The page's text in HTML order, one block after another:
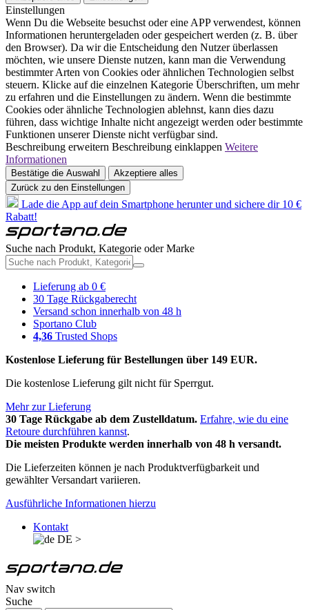
Einstellungen
Wenn Du die Webseite besuchst oder eine APP verwendest, können
Informationen heruntergeladen oder gespeichert werden (z. B. über
den Browser). Da wir die Entscheidung den Nutzer überlassen
möchten, wie unsere Dienste nutzen, kann man die Verwendung
bestimmter Arten von Cookies oder ähnlichen Technologien selbst
steuern. Klicke auf die einzelnen Kategorie Überschriften, um mehr
zu erfahren und die Einstellungen zu ändern. Wenn die bestimmte
Cookies oder ähnliche Technologien ablehnst, kann dies dazu
führen, dass wichtige Inhalte nicht angezeigt werden oder bestimmte
Funktionen unserer Dienste nicht verfügbar sind.
Beschreibung erweitern Beschreibung einklappen Weitere
Informationen
Bestätige die Auswahl
Akzeptiere alles
Zurück zu den Einstellungen
Lade die App auf dein Smartphone herunter und sichere dir 10 €
Rabatt!
Suche nach Produkt, Kategorie oder Marke
Lieferung ab 0 €
30 Tage Rückgaberecht
Versand schon innerhalb von 48 h
Sportano Club
4,36 Trusted Shops
Kostenlose Lieferung für Bestellungen über 149 EUR.
Die kostenlose Lieferung gilt nicht für Sperrgut.
Mehr zur Lieferung
30 Tage Rückgabe ab dem Zustelldatum. Erfahre, wie du eine
Retoure durchführen kannst.
Die meisten Produkte werden innerhalb von 48 h versandt.
Die Lieferzeiten können je nach Produktverfügbarkeit und
gewählter Versandart variieren.
Ausführliche Informationen hierzu
Kontakt
DE >
Nav switch
Suche